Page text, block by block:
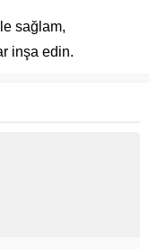
sağlam,
inşa edin.